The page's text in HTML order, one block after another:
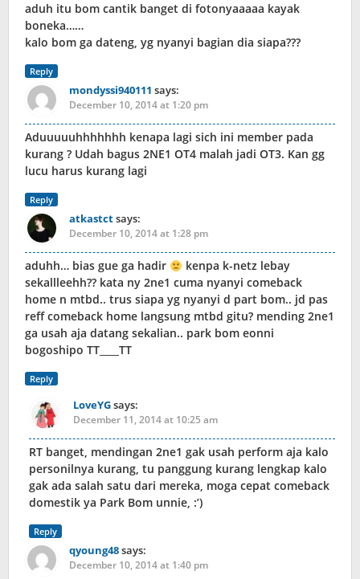
aduh itu bom cantik banget di fotonyaaaaa kayak
boneka……
kalo bom ga dateng, yg nyanyi bagian dia siapa???
Reply
mondyssi940111 says:
December 10, 2014 at 1:20 pm
Aduuuuuhhhhhhh kenapa lagi sich ini member pada
kurang ? Udah bagus 2NE1 OT4 malah jadi OT3. Kan gg
lucu harus kurang lagi
Reply
atkastctsays:
December 10, 2014 at 1:28 pm
aduhh… bias gue ga hadir
kenpa k-netz lebay
sekallleehh?? kata ny 2ne1 cuma nyanyi comeback
home n mtbd.. trus siapa yg nyanyi d part bom.. jd pas
reff comeback home langsung mtbd gitu? mending 2ne1
ga usah aja datang sekalian.. park bom eonni
bogoshipo TT____TT
Reply
LoveYGsays:
December 11, 2014 at 10:25 am
RT banget, mendingan 2ne1 gak usah perform aja kalo
personilnya kurang, tu panggung kurang lengkap kalo
gak ada salah satu dari mereka, moga cepat comeback
domestik ya Park Bom unnie, :’)
Reply
qyoung48says:
December 10, 2014 at 1:40 pm